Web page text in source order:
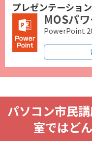
プレゼンテーショ
MOSパ
PowerPoint
パソコン市民
室ではど